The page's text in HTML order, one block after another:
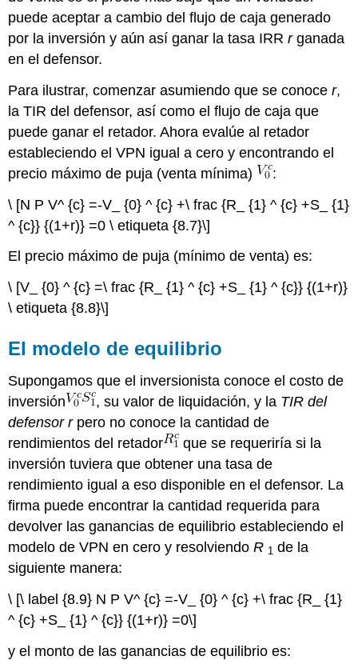
puede aceptar a cambio del flujo de caja generado
por la inversión y aún así ganar la tasa IRRrganada
en el defensor.
Para ilustrar, comenzar asumiendo que se conocer,
la TIR del defensor, así como el flujo de caja que
puede ganar el retador. Ahora evalúe al retador
estableciendo el VPN igual a cero y encontrando el
precio máximo de puja (venta mínima)
:
\ [N P V^ {c} =-V_ {0} ^ {c} +\ frac {R_ {1} ^ {c} +S_ {1}
^ {c}} {(1+r)} =0 \ etiqueta {8.7}\]
El precio máximo de puja (mínimo de venta) es:
\ [V_ {0} ^ {c} =\ frac {R_ {1} ^ {c} +S_ {1} ^ {c}} {(1+r)}
\ etiqueta {8.8}\]
El modelo de equilibrio
Supongamos que el inversionista conoce el costo de
inversión
, su valor de liquidación, y la TIR del
defensor rpero no conoce la cantidad de
rendimientos del retador
que se requeriría si la
inversión tuviera que obtener una tasa de
rendimiento igual a eso disponible en el defensor. La
firma puede encontrar la cantidad requerida para
devolver las ganancias de equilibrio estableciendo el
modelo de VPN en cero y resolviendoR 1 de la
siguiente manera:
\ [\ label {8.9} N P V^ {c} =-V_ {0} ^ {c} +\ frac {R_ {1}
^ {c} +S_ {1} ^ {c}} {(1+r)} =0\]
y el monto de las ganancias de equilibrio es: